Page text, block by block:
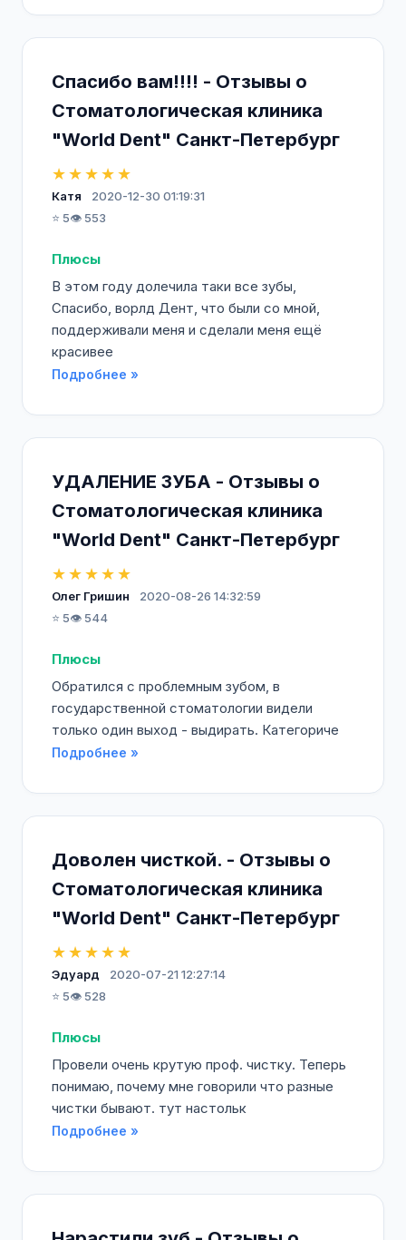
Спасибо вам!!!! - Отзывы о
Стоматологическая клиника
"World Dent" Санкт-Петербург
★★★★★
Катя
2020-12-30 01:19:31
⭐ 5👁️ 553
Плюсы
В этом году долечила таки все зубы,
Спасибо, ворлд Дент, что были со мной,
поддерживали меня и сделали меня ещё
красивее
Подробнее »
УДАЛЕНИЕ ЗУБА - Отзывы о
Стоматологическая клиника
"World Dent" Санкт-Петербург
★★★★★
Олег Гришин
2020-08-26 14:32:59
⭐ 5👁️ 544
Плюсы
Обратился с проблемным зубом, в
государственной стоматологии видели
только один выход - выдирать. Категориче
Подробнее »
Доволен чисткой. - Отзывы о
Стоматологическая клиника
"World Dent" Санкт-Петербург
★★★★★
Эдуард
2020-07-21 12:27:14
⭐ 5👁️ 528
Плюсы
Провели очень крутую проф. чистку. Теперь
понимаю, почему мне говорили что разные
чистки бывают. тут настольк
Подробнее »